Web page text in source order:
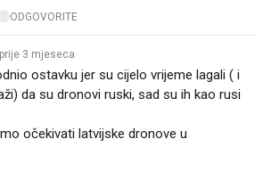
ODGOVORITE
prije 3 mjeseca
ostavku jer su cijelo vrijeme lagali ( i
da su dronovi ruski, sad su ih kao rusi
očekivati latvijske dronove u